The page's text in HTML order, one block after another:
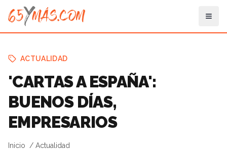
ACTUALIDAD
'CARTAS A ESPAÑA':
BUENOS DÍAS,
EMPRESARIOS
Inicio Actualidad